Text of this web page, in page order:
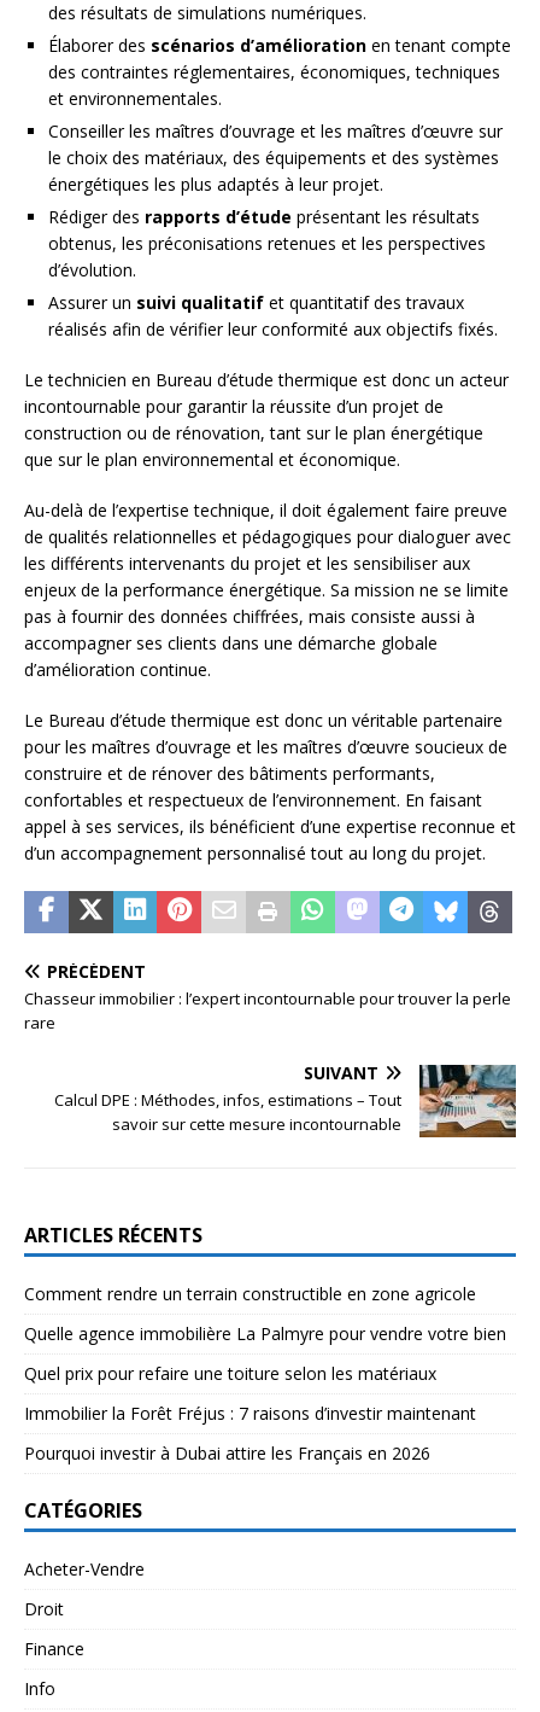
des résultats de simulations numériques.
Élaborer des scénarios d’amélioration en tenant compte
des contraintes réglementaires, économiques, techniques
et environnementales.
Conseiller les maîtres d’ouvrage et les maîtres d’œuvre sur
le choix des matériaux, des équipements et des systèmes
énergétiques les plus adaptés à leur projet.
Rédiger des rapports d’étude présentant les résultats
obtenus, les préconisations retenues et les perspectives
d’évolution.
Assurer un suivi qualitatif et quantitatif des travaux
réalisés afin de vérifier leur conformité aux objectifs fixés.
Le technicien en Bureau d’étude thermique est donc un acteur
incontournable pour garantir la réussite d’un projet de
construction ou de rénovation, tant sur le plan énergétique
que sur le plan environnemental et économique.
Au-delà de l’expertise technique, il doit également faire preuve
de qualités relationnelles et pédagogiques pour dialoguer avec
les différents intervenants du projet et les sensibiliser aux
enjeux de la performance énergétique. Sa mission ne se limite
pas à fournir des données chiffrées, mais consiste aussi à
accompagner ses clients dans une démarche globale
d’amélioration continue.
Le Bureau d’étude thermique est donc un véritable partenaire
pour les maîtres d’ouvrage et les maîtres d’œuvre soucieux de
construire et de rénover des bâtiments performants,
confortables et respectueux de l’environnement. En faisant
appel à ses services, ils bénéficient d’une expertise reconnue et
d’un accompagnement personnalisé tout au long du projet.
PRÉCÉDENT
Chasseur immobilier : l’expert incontournable pour trouver la perle
rare
SUIVANT
Calcul DPE : Méthodes, infos, estimations – Tout
savoir sur cette mesure incontournable
ARTICLES RÉCENTS
Comment rendre un terrain constructible en zone agricole
Quelle agence immobilière La Palmyre pour vendre votre bien
Quel prix pour refaire une toiture selon les matériaux
Immobilier la Forêt Fréjus : 7 raisons d’investir maintenant
Pourquoi investir à Dubai attire les Français en 2026
CATÉGORIES
Acheter-Vendre
Droit
Finance
Info